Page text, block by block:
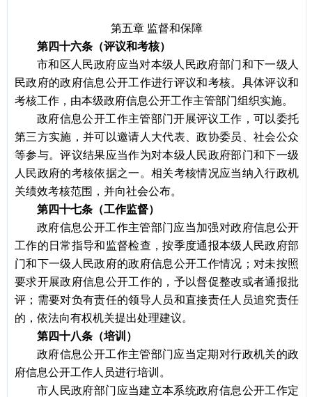
第五章 监督和保障
第四十六条（评议和考核）
市和区人民政府应当对本级人民政府部门和下一级人
民政府的政府信息公开工作进行评议和考核。具体评议和
考核工作，由本级政府信息公开工作主管部门组织实施。
政府信息公开工作主管部门开展评议工作，可以委托
第三方实施，并可以邀请人大代表、政协委员、社会公众
等参与。评议结果应当作为对本级人民政府部门和下一级
人民政府的考核依据之一。相关考核情况应当纳入行政机
关绩效考核范围，并向社会公布。
第四十七条（工作监督）
政府信息公开工作主管部门应当加强对政府信息公开
工作的日常指导和监督检查，按季度通报本级人民政府部
门和下一级人民政府的政府信息公开工作情况；对未按照
要求开展政府信息公开工作的，予以督促整改或者通报批
评；需要对负有责任的领导人员和直接责任人员追究责任
的，依法向有权机关提出处理建议。
第四十八条（培训）
政府信息公开工作主管部门应当定期对行政机关的政
府信息公开工作人员进行培训。
市人民政府部门应当建立本系统政府信息公开工作定